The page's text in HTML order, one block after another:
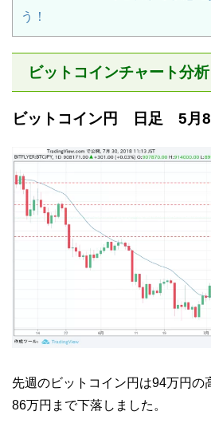
う！
ビットコインチャート分析
ビットコイン円 日足 5月8
先週のビットコイン円は94万円の
86万円まで下落しました。